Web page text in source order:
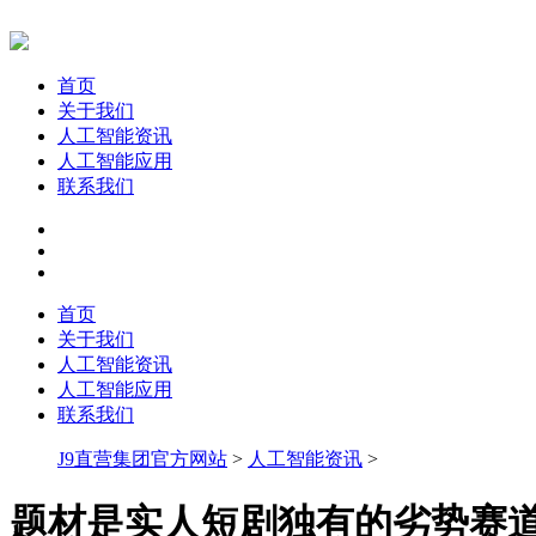
首页
关于我们
人工智能资讯
人工智能应用
联系我们
首页
关于我们
人工智能资讯
人工智能应用
联系我们
J9直营集团官方网站 > 人工智能资讯 >
题材是实人短剧独有的劣势赛